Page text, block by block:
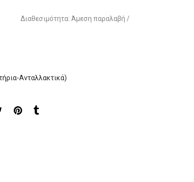
Διαθεσιμότητα: Άμεση παραλαβή /
Ανταλλακτικά)